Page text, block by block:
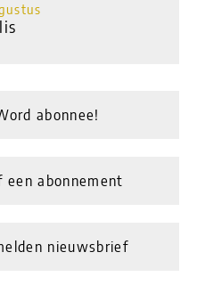
abonnee!
een abonnement
nieuwsbrief